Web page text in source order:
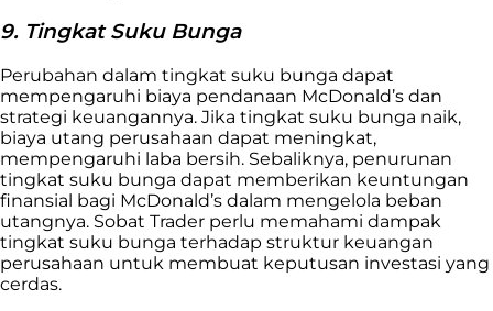
9. Tingkat Suku Bunga
Perubahan dalam tingkat suku bunga dapat
mempengaruhi biaya pendanaan McDonald’s dan
strategi keuangannya. Jika tingkat suku bunga naik,
biaya utang perusahaan dapat meningkat,
mempengaruhi laba bersih. Sebaliknya, penurunan
tingkat suku bunga dapat memberikan keuntungan
finansial bagi McDonald’s dalam mengelola beban
utangnya. Sobat Trader perlu memahami dampak
tingkat suku bunga terhadap struktur keuangan
perusahaan untuk membuat keputusan investasi yang
cerdas.